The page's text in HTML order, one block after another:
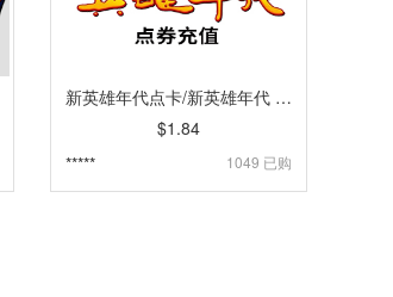
新英雄年代点卡/新英雄年代 点券充值 盛趣游戏 [自动发货]
$1.84
*****
1049 已购